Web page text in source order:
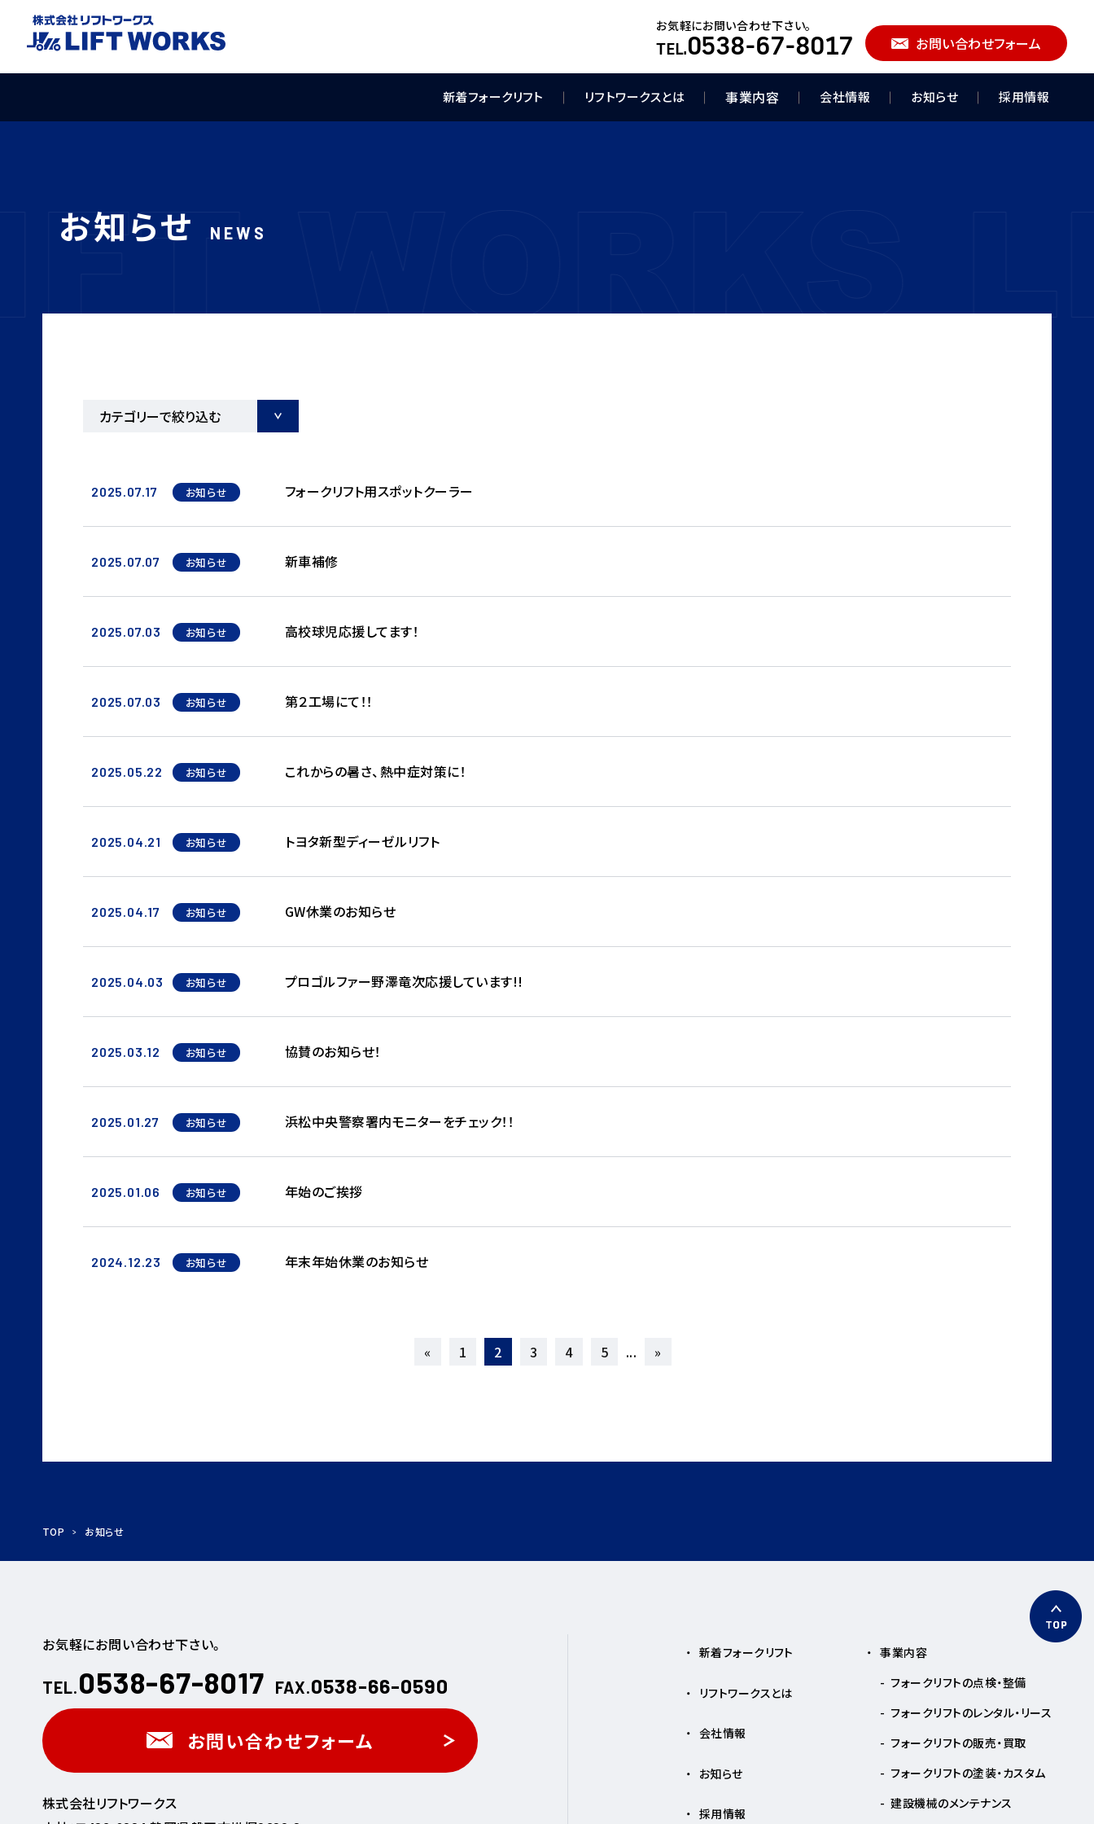
お気軽にお問い合わせ下さい。
TEL.0538-67-8017 お問い合わせフォーム
新着フォークリフト リフトワークスとは 事業内容 会社情報 お知らせ 採用情報
お知らせ NEWS
2025.07.17 お知らせ フォークリフト用スポットクーラー
2025.07.07 お知らせ 新車補修
2025.07.03 お知らせ 高校球児応援してます！
2025.07.03 お知らせ 第２工場にて！！
2025.05.22 お知らせ これからの暑さ、熱中症対策に！
2025.04.21 お知らせ トヨタ新型ディーゼルリフト
2025.04.17 お知らせ GW休業のお知らせ
2025.04.03 お知らせ プロゴルファー野澤竜次応援しています!!
2025.03.12 お知らせ 協賛のお知らせ！
2025.01.27 お知らせ 浜松中央警察署内モニターをチェック！！
2025.01.06 お知らせ 年始のご挨拶
2024.12.23 お知らせ 年末年始休業のお知らせ
« 1 2 3 4 5 ... »
TOP お知らせ
お気軽にお問い合わせ下さい。
TEL.0538-67-8017 FAX.0538-66-0590
お問い合わせフォーム
株式会社リフトワークス
新着フォークリフト
リフトワークスとは
事業内容
フォークリフトの点検・整備
フォークリフトのレンタル・リース
フォークリフトの販売・買取
フォークリフトの塗装・カスタム
建設機械のメンテナンス
会社情報
お知らせ
採用情報